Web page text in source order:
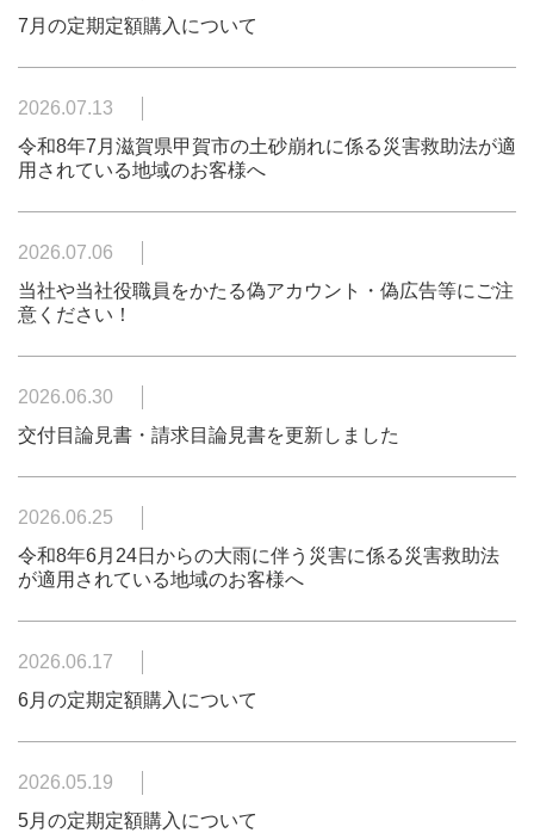
7月の定期定額購入について
2026.07.13
令和8年7月滋賀県甲賀市の土砂崩れに係る災害救助法が適
用されている地域のお客様へ
2026.07.06
当社や当社役職員をかたる偽アカウント・偽広告等にご注
意ください！
2026.06.30
交付目論見書・請求目論見書を更新しました
2026.06.25
令和8年6月24日からの大雨に伴う災害に係る災害救助法
が適用されている地域のお客様へ
2026.06.17
6月の定期定額購入について
2026.05.19
5月の定期定額購入について